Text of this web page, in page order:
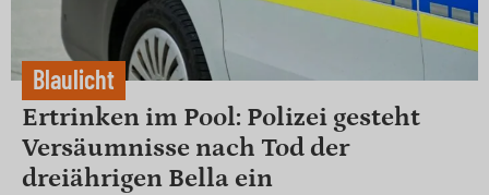
Blaulicht
Ertrinken im Pool: Polizei gesteht
Versäumnisse nach Tod der
dreiährigen Bella ein